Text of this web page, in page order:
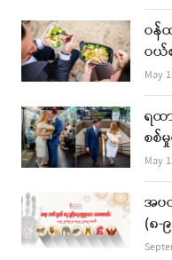
ဝန်
ဝယ်
May
ရထ
စစ်
May
အပ
(၈-